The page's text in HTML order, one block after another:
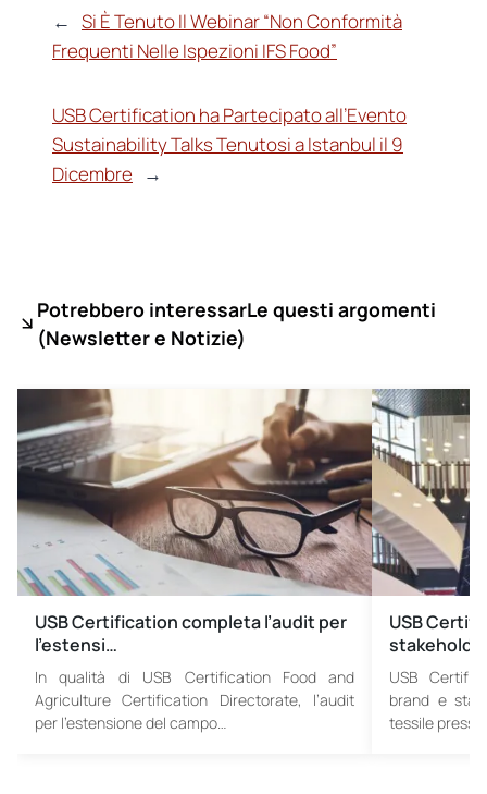
← Si È Tenuto Il Webinar “Non Conformità
Frequenti Nelle Ispezioni IFS Food”
USB Certification ha Partecipato all’Evento
Sustainability Talks Tenutosi a Istanbul il 9
Dicembre
→
Potrebbero interessarLe questi argomenti
(Newsletter e Notizie)
USB Certification completa l’audit per
l’estensi…
In qualità di USB Certification Food and
Agriculture Certification Directorate, l’audit
per l’estensione del campo…
USB
USB
brand e
tessile